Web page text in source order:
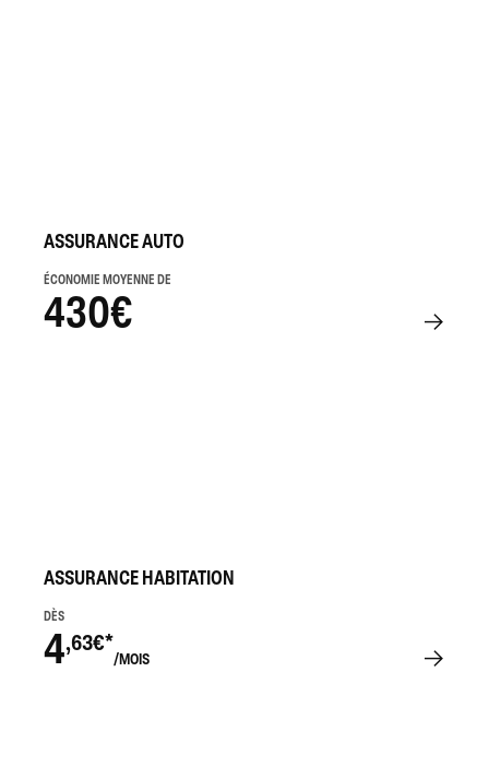
ASSURANCE AUTO
ÉCONOMIE MOYENNE DE
430€
ASSURANCE HABITATION
DÈS
4,63€*
/MOIS